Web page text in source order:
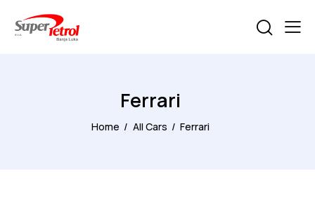
Ferrari
Home All Cars Ferrari